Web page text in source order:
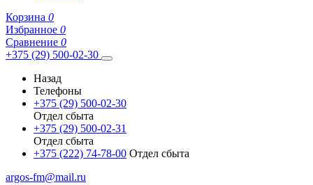
Корзина 0
Избранное 0
Сравнение 0
+375 (29) 500-02-30
Назад
Телефоны
+375 (29) 500-02-30
Отдел сбыта
+375 (29) 500-02-31
Отдел сбыта
+375 (222) 74-78-00 Отдел сбыта
argos-fm@mail.ru